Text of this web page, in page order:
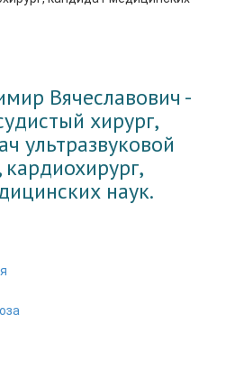
Вячеславович -
хирург,
ультразвуковой
наук.